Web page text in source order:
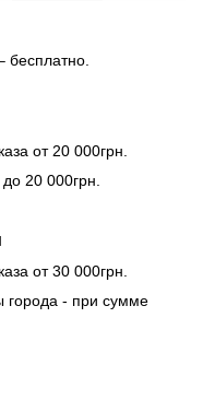
бесплатно.
от 20 000грн.
20 000грн.
от 30 000грн.
города - при сумме